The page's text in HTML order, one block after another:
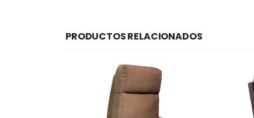
PRODUCTOS RELACIONADOS